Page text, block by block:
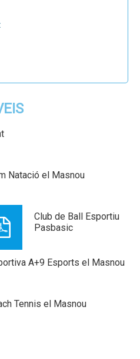
Natació el Masnou
Club de Ball Esportiu
Pasbasic
A+9 Esports el Masnou
Tennis el Masnou